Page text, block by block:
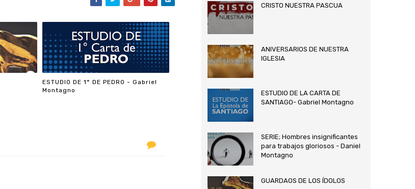
ESTUDIO DE 1° DE PEDRO - Gabriel
Montagno
CRISTO NUESTRA PASCUA
ANIVERSARIOS DE NUESTRA
IGLESIA
ESTUDIO DE LA CARTA DE
SANTIAGO- Gabriel Montagno
SERIE; Hombres insignificantes
para trabajos gloriosos - Daniel
Montagno
GUARDAOS DE LOS ÍDOLOS